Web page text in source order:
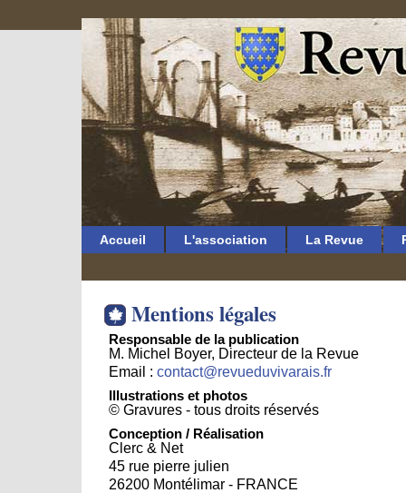
Accueil L'association La Revue
Mentions légales
Responsable de la publication
M. Michel Boyer, Directeur de la Revue
Email : contact@revueduvivarais.fr
Illustrations et photos
© Gravures - tous droits réservés
Conception / Réalisation
Clerc & Net
45 rue pierre julien
26200 Montélimar - FRANCE